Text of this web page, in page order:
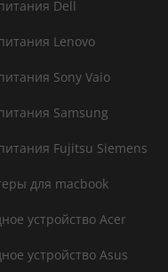
Dell
Lenovo
Sony Vaio
Samsung
Fujitsu Siemens
для macbook
устройство Acer
устройство Asus